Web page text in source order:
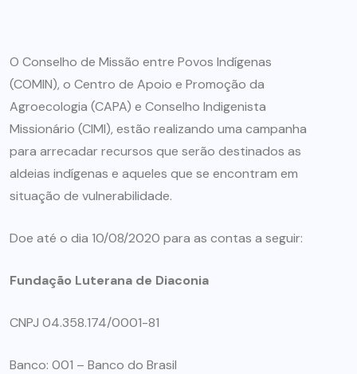
O Conselho de Missão entre Povos Indígenas
(COMIN), o Centro de Apoio e Promoção da
Agroecologia (CAPA) e Conselho Indigenista
Missionário (CIMI), estão realizando uma campanha
para arrecadar recursos que serão destinados as
aldeias indígenas e aqueles que se encontram em
situação de vulnerabilidade.
Doe até o dia 10/08/2020 para as contas a seguir:
Fundação Luterana de Diaconia
CNPJ 04.358.174/0001-81
Banco: 001 – Banco do Brasil